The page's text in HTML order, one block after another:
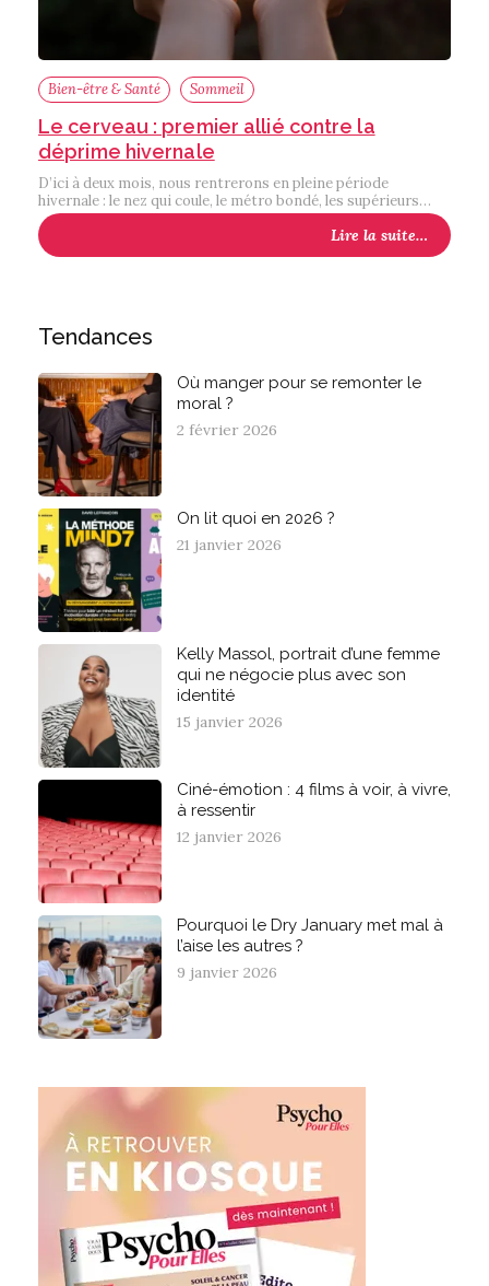
Bien-être & Santé Sommeil
Le cerveau : premier allié contre la
déprime hivernale
D’ici à deux mois, nous rentrerons en pleine période
hivernale : le nez qui coule, le métro bondé, les supérieurs…
Lire la suite…
Tendances
Où manger pour se remonter le
moral ?
2 février 2026
On lit quoi en 2026 ?
21 janvier 2026
Kelly Massol, portrait d’une femme
qui ne négocie plus avec son
identité
15 janvier 2026
Ciné-émotion : 4 films à voir, à vivre,
à ressentir
12 janvier 2026
Pourquoi le Dry January met mal à
l’aise les autres ?
9 janvier 2026